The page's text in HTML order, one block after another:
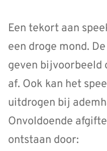
Een tekort aan
een droge mond.
geven bijvoorbeeld
af. Ook kan het
uitdrogen bij
Onvoldoende
ontstaan door: